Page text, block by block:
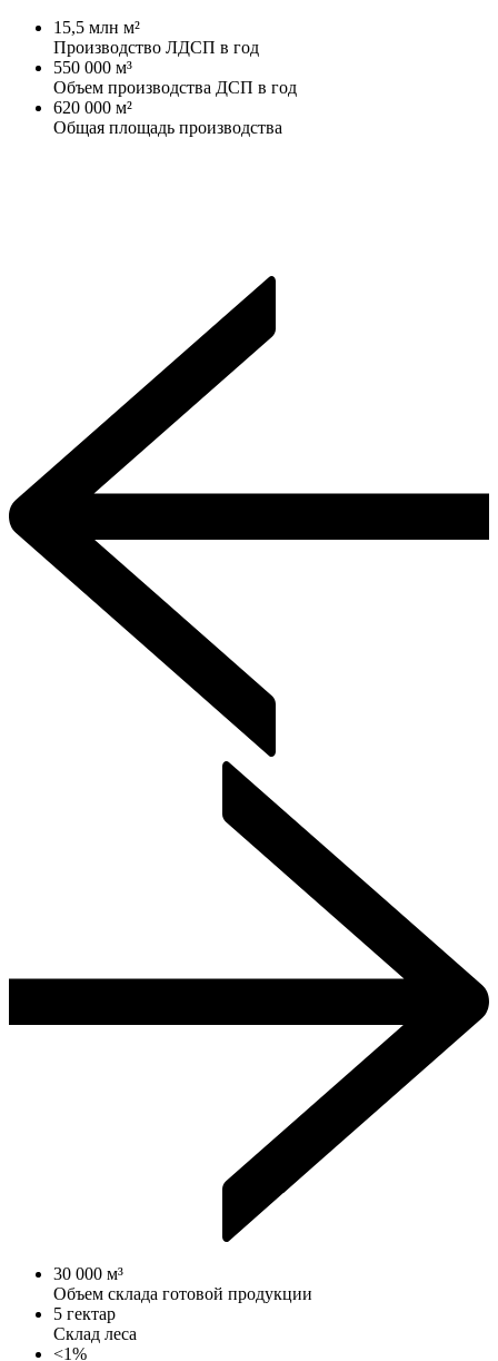
15,5 млн м²
Производство ЛДСП в год
550 000 м³
Объем производства ДСП в год
620 000 м²
Общая площадь производства
30 000 м³
Объем склада готовой продукции
5 гектар
Склад леса
<1%